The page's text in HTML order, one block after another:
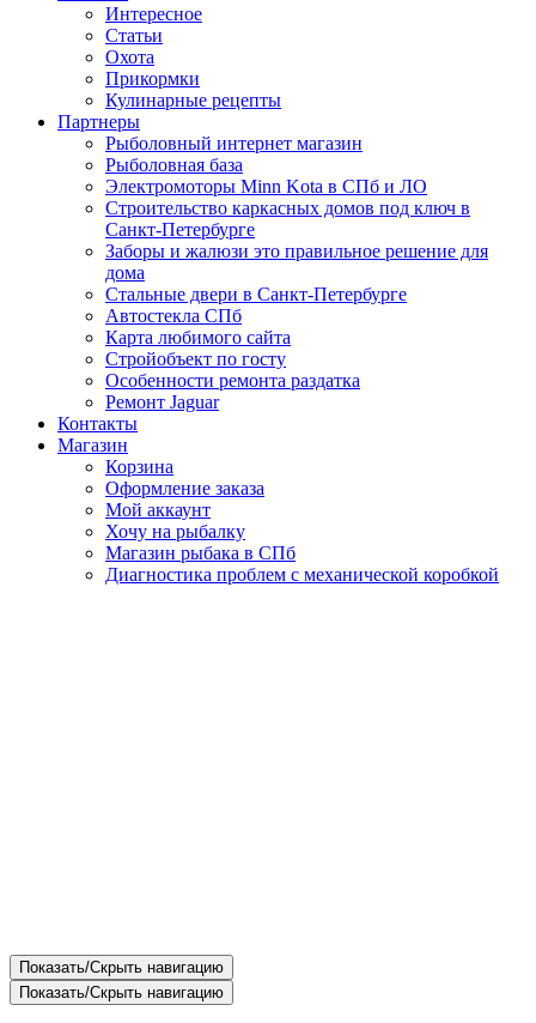
Интересное
Статьи
Охота
Прикормки
Кулинарные рецепты
Партнеры
Рыболовный интернет магазин
Рыболовная база
Электромоторы Minn Kota в СПб и ЛО
Строительство каркасных домов под ключ в
Санкт-Петербурге
Заборы и жалюзи это правильное решение для
дома
Стальные двери в Санкт-Петербурге
Автостекла СПб
Карта любимого сайта
Стройобъект по госту
Особенности ремонта раздатка
Ремонт Jaguar
Контакты
Магазин
Корзина
Оформление заказа
Мой аккаунт
Хочу на рыбалку
Магазин рыбака в СПб
Диагностика проблем с механической коробкой
Показать/Скрыть навигацию
Показать/Скрыть навигацию